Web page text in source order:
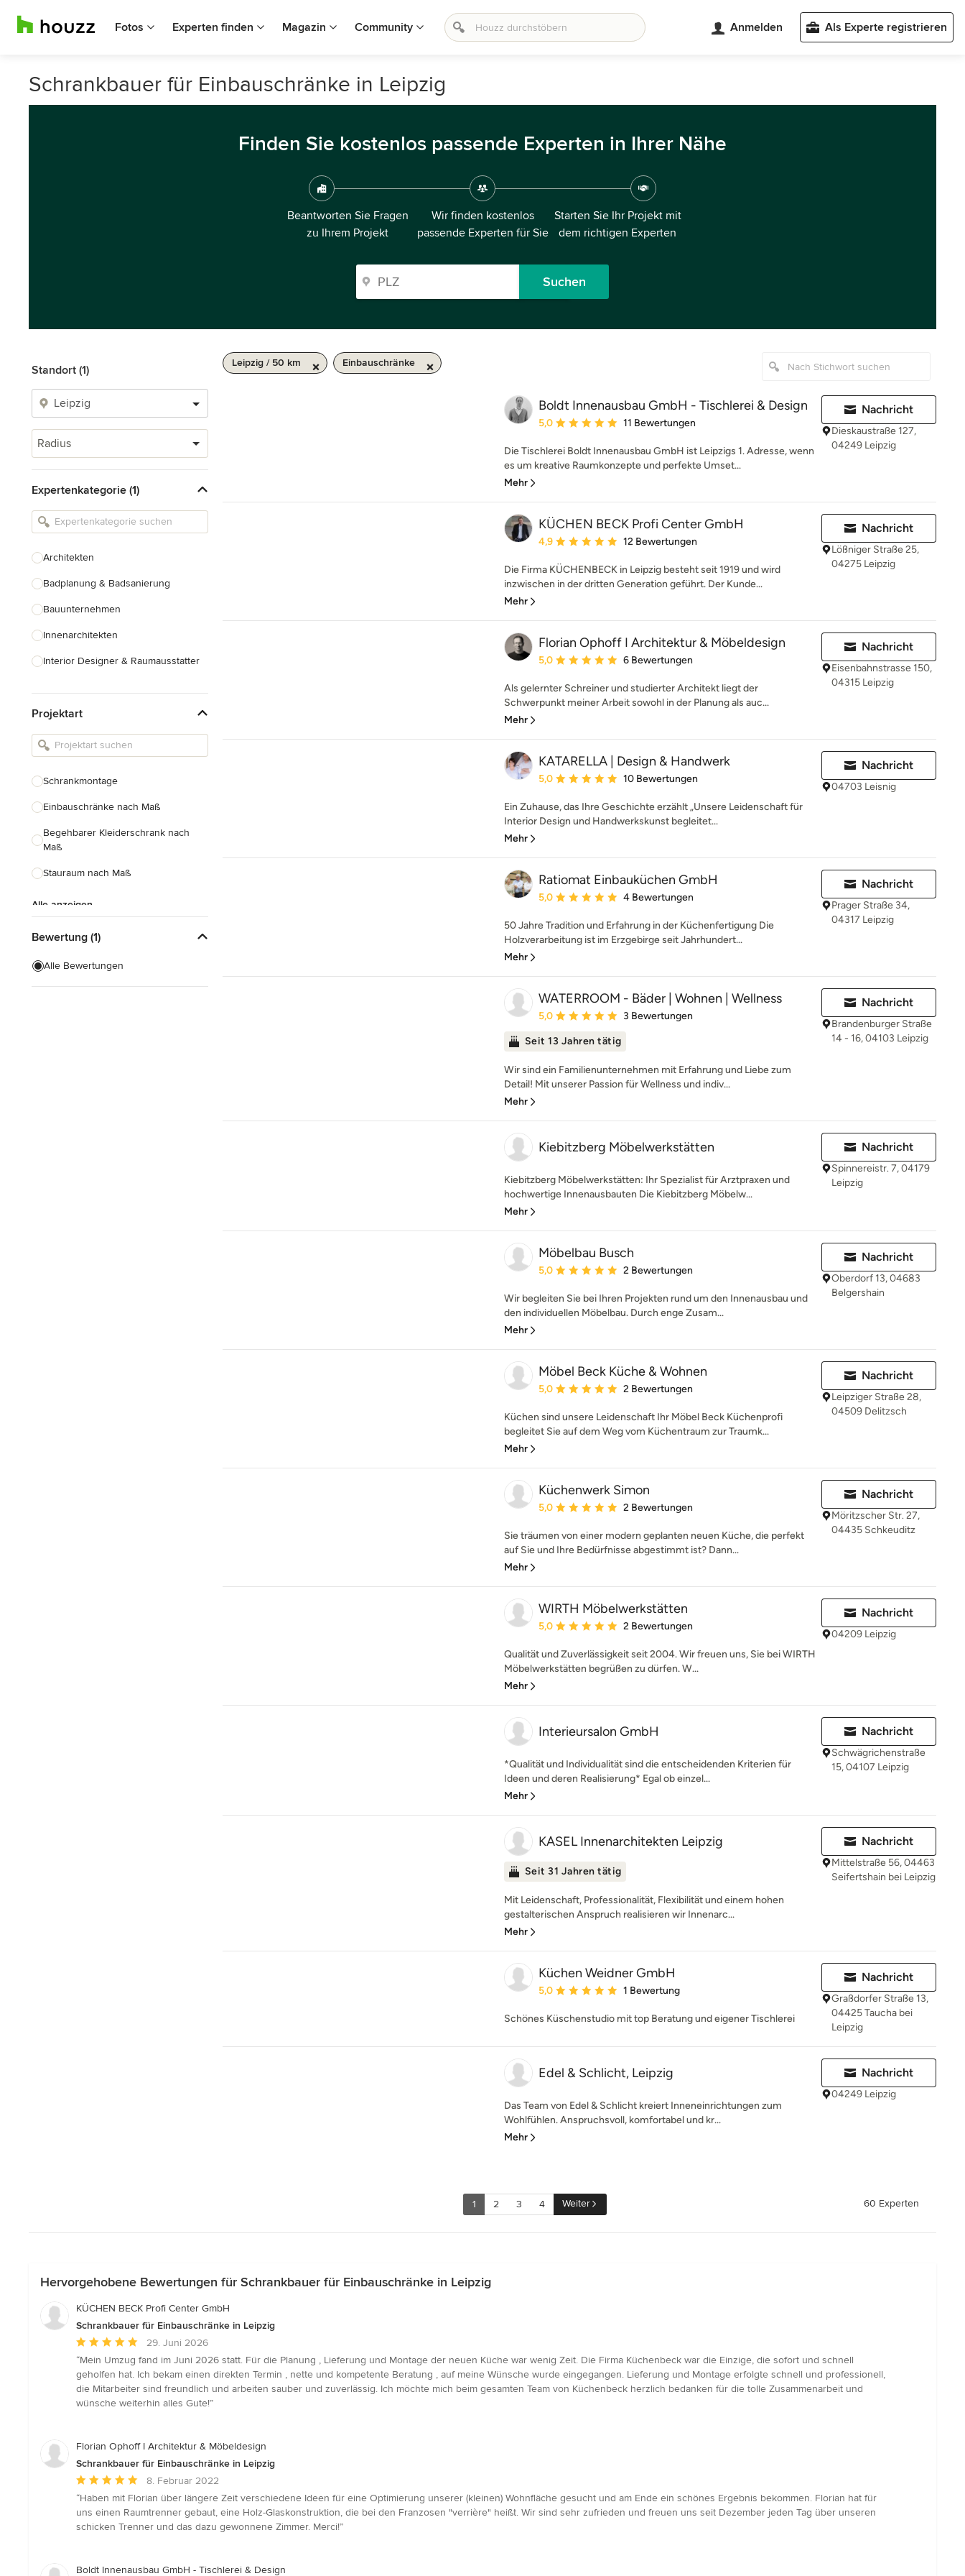
Fotos Experten finden Magazin Community Anmelden Als Experte registrieren
Schrankbauer für Einbauschränke in Leipzig
Finden Sie kostenlos passende Experten in Ihrer Nähe
Beantworten Sie Fragen
zu Ihrem Projekt
Wir finden kostenlos
passende Experten für Sie
Starten Sie Ihr Projekt mit
dem richtigen Experten
Suchen
Standort (1)
Radius
Expertenkategorie (1)
Architekten
Badplanung & Badsanierung
Bauunternehmen
Innenarchitekten
Interior Designer & Raumausstatter
Landschaftsarchitekten
Armaturen & Sanitärbedarf
Einbauschränke
Projektart
Schrankmontage
Einbauschränke nach Maß
Begehbarer Kleiderschrank nach
Maß
Stauraum nach Maß
Alle anzeigen
Bewertung (1)
Alle Bewertungen
Leipzig / 50 km Einbauschränke
Boldt Innenausbau GmbH - Tischlerei & Design
Durchschnittliche Bewertung: 5 von 5 Sternen
5,0 11 Bewertungen
Die Tischlerei Boldt Innenausbau GmbH ist Leipzigs 1. Adresse, wenn
es um kreative Raumkonzepte und perfekte Umset...
Mehr
Nachricht
Dieskaustraße 127,
04249 Leipzig
KÜCHEN BECK Profi Center GmbH
Durchschnittliche Bewertung: 4.9 von 5 Sternen
4,9 12 Bewertungen
Die Firma KÜCHENBECK in Leipzig besteht seit 1919 und wird
inzwischen in der dritten Generation geführt. Der Kunde...
Mehr
Nachricht
Lößniger Straße 25,
04275 Leipzig
Florian Ophoff I Architektur & Möbeldesign
Durchschnittliche Bewertung: 5 von 5 Sternen
5,0 6 Bewertungen
Als gelernter Schreiner und studierter Architekt liegt der
Schwerpunkt meiner Arbeit sowohl in der Planung als auc...
Mehr
Nachricht
Eisenbahnstrasse 150,
04315 Leipzig
KATARELLA | Design & Handwerk
Durchschnittliche Bewertung: 5 von 5 Sternen
5,0 10 Bewertungen
Ein Zuhause, das Ihre Geschichte erzählt „Unsere Leidenschaft für
Interior Design und Handwerkskunst begleitet...
Mehr
Nachricht
04703 Leisnig
Ratiomat Einbauküchen GmbH
Durchschnittliche Bewertung: 5 von 5 Sternen
5,0 4 Bewertungen
50 Jahre Tradition und Erfahrung in der Küchenfertigung Die
Holzverarbeitung ist im Erzgebirge seit Jahrhundert...
Mehr
Nachricht
Prager Straße 34,
04317 Leipzig
WATERROOM - Bäder | Wohnen | Wellness
Durchschnittliche Bewertung: 5 von 5 Sternen
5,0 3 Bewertungen
Seit 13 Jahren tätig
Wir sind ein Familienunternehmen mit Erfahrung und Liebe zum
Detail! Mit unserer Passion für Wellness und indiv...
Mehr
Nachricht
Brandenburger Straße
14 - 16, 04103 Leipzig
Kiebitzberg Möbelwerkstätten
Kiebitzberg Möbelwerkstätten: Ihr Spezialist für Arztpraxen und
hochwertige Innenausbauten Die Kiebitzberg Möbelw...
Mehr
Nachricht
Spinnereistr. 7, 04179
Leipzig
Möbelbau Busch
Durchschnittliche Bewertung: 5 von 5 Sternen
5,0 2 Bewertungen
Wir begleiten Sie bei Ihren Projekten rund um den Innenausbau und
den individuellen Möbelbau. Durch enge Zusam...
Mehr
Nachricht
Oberdorf 13, 04683
Belgershain
Möbel Beck Küche & Wohnen
Durchschnittliche Bewertung: 5 von 5 Sternen
5,0 2 Bewertungen
Küchen sind unsere Leidenschaft Ihr Möbel Beck Küchenprofi
begleitet Sie auf dem Weg vom Küchentraum zur Traumk...
Mehr
Nachricht
Leipziger Straße 28,
04509 Delitzsch
Küchenwerk Simon
Durchschnittliche Bewertung: 5 von 5 Sternen
5,0 2 Bewertungen
Sie träumen von einer modern geplanten neuen Küche, die perfekt
auf Sie und Ihre Bedürfnisse abgestimmt ist? Dann...
Mehr
Nachricht
Möritzscher Str. 27,
04435 Schkeuditz
WIRTH Möbelwerkstätten
Durchschnittliche Bewertung: 5 von 5 Sternen
5,0 2 Bewertungen
Qualität und Zuverlässigkeit seit 2004. Wir freuen uns, Sie bei WIRTH
Möbelwerkstätten begrüßen zu dürfen. W...
Mehr
Nachricht
04209 Leipzig
Interieursalon GmbH
*Qualität und Individualität sind die entscheidenden Kriterien für
Ideen und deren Realisierung* Egal ob einzel...
Mehr
Nachricht
Schwägrichenstraße
15, 04107 Leipzig
KASEL Innenarchitekten Leipzig
Seit 31 Jahren tätig
Mit Leidenschaft, Professionalität, Flexibilität und einem hohen
gestalterischen Anspruch realisieren wir Innenarc...
Mehr
Nachricht
Mittelstraße 56, 04463
Seifertshain bei Leipzig
Küchen Weidner GmbH
Durchschnittliche Bewertung: 5 von 5 Sternen
5,0 1 Bewertung
Schönes Küschenstudio mit top Beratung und eigener Tischlerei
Nachricht
Graßdorfer Straße 13,
04425 Taucha bei
Leipzig
Edel & Schlicht, Leipzig
Das Team von Edel & Schlicht kreiert Inneneinrichtungen zum
Wohlfühlen. Anspruchsvoll, komfortabel und kr...
Mehr
Nachricht
04249 Leipzig
1 2 3 4 Weiter 60 Experten
Hervorgehobene Bewertungen für Schrankbauer für Einbauschränke in Leipzig
KÜCHEN BECK Profi Center GmbH
Schrankbauer für Einbauschränke in Leipzig
Durchschnittliche
Bewertung:
5
von
5
29. Juni 2026
“Mein Umzug fand im Juni 2026 statt. Für die Planung , Lieferung und Montage der neuen Küche war wenig Zeit. Die Firma Küchenbeck war die Einzige, die sofort und schnell
geholfen hat. Ich bekam einen direkten Termin , nette und kompetente Beratung , auf meine Wünsche wurde eingegangen. Lieferung und Montage erfolgte schnell und professionell,
die Mitarbeiter sind freundlich und arbeiten sauber und zuverlässig. Ich möchte mich beim gesamten Team von Küchenbeck herzlich bedanken für die tolle Zusammenarbeit und
wünsche weiterhin alles Gute!”
Florian Ophoff I Architektur & Möbeldesign
Schrankbauer für Einbauschränke in Leipzig
Durchschnittliche
Bewertung:
5
von
8. Februar 2022
“Haben mit Florian über längere Zeit verschiedene Ideen für eine Optimierung unserer (kleinen) Wohnfläche gesucht und am Ende ein schönes Ergebnis bekommen. Florian hat für
uns einen Raumtrenner gebaut, eine Holz-Glaskonstruktion, die bei den Franzosen "verrière" heißt. Wir sind sehr zufrieden und freuen uns seit Dezember jeden Tag über unseren
schicken Trenner und das dazu gewonnene Zimmer. Merci!”
Boldt Innenausbau GmbH - Tischlerei & Design